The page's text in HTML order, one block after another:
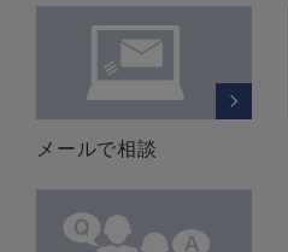
メールで相談